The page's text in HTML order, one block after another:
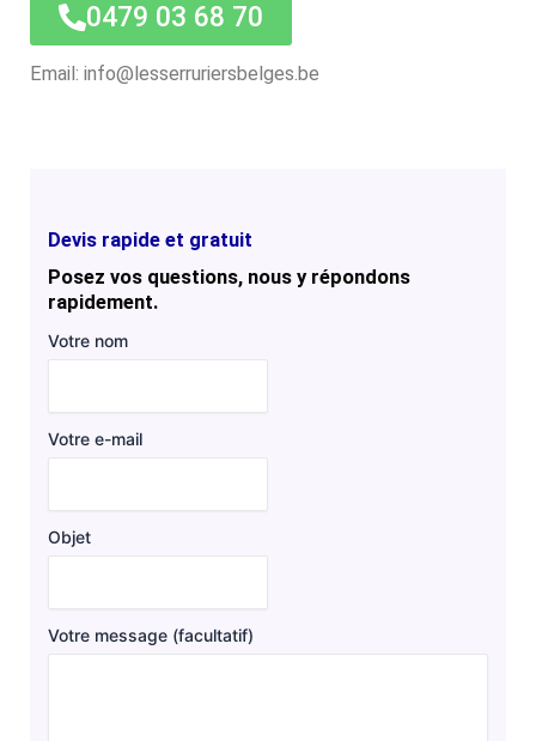
0479 03 68 70
Email: info@lesserruriersbelges.be
Devis rapide et gratuit
Posez vos questions, nous y répondons
rapidement.
Votre nom
Votre e-mail
Objet
Votre message (facultatif)